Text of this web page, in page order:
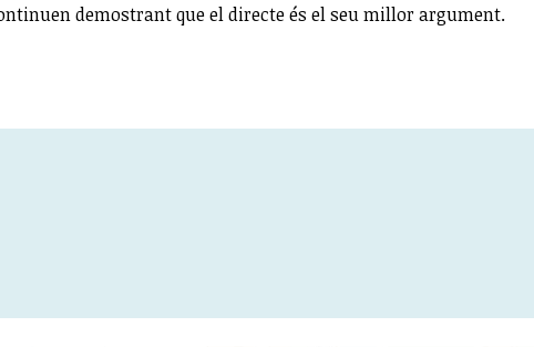
demostrant que el directe és el seu millor argument.